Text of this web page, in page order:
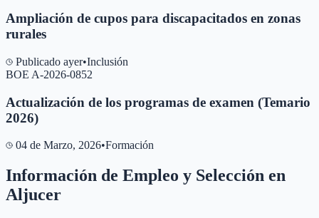
Ampliación de cupos para discapacitados en zonas
rurales
Publicado ayer•Inclusión
BOE A-2026-0852
Actualización de los programas de examen (Temario
2026)
04 de Marzo, 2026•Formación
Información de Empleo y Selección en
Aljucer